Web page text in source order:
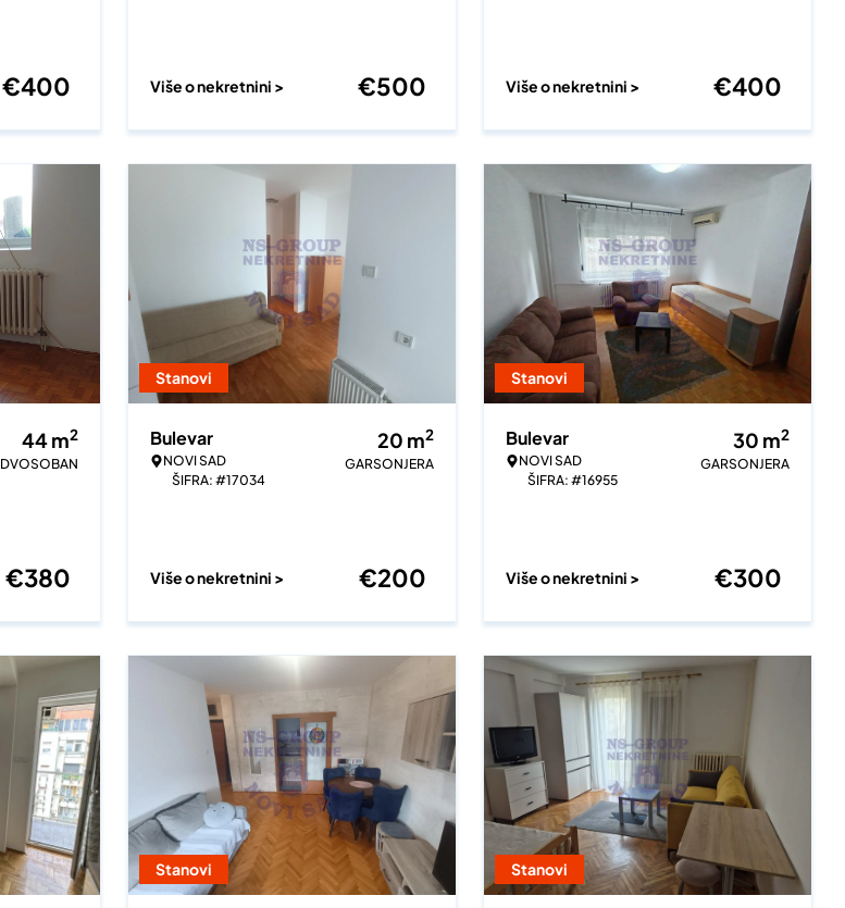
€400 Više o nekretnini > €500 Više o nekretnini > €400
44m2
DVOSOBAN
€380
Stanovi
Bulevar
NOVI SAD
ŠIFRA: #17034
20 m2
GARSONJERA
Više o nekretnini > €200
Stanovi
Bulevar
NOVI SAD
ŠIFRA: #16955
30 m2
GARSONJERA
Više o nekretnini > €300
Stanovi Stanovi